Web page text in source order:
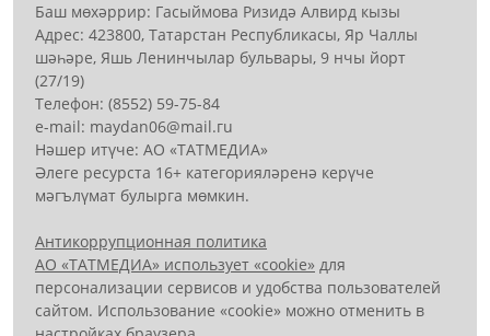
Баш мөхәррир: Гасыймова Ризидә Алвирд кызы
Адрес: 423800, Татарстан Республикасы, Яр Чаллы
шәһәре, Яшь Ленинчылар бульвары, 9 нчы йорт
(27/19)
Телефон: (8552) 59-75-84
е-mail: mауdаn06@mail.гu
Нәшер итүче: АО «ТАТМЕДИА»
Әлеге ресурста 16+ категорияләренә керүче
мәгълүмат булырга мөмкин.
Антикоррупционная политика
АО «ТАТМЕДИА» использует «cookie» для
персонализации сервисов и удобства пользователей
сайтом. Использование «cookie» можно отменить в